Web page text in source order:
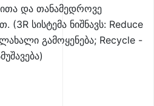
და თანამედროვე
(3R სისტემა ნიშნავს: Reduce
გამოყენება; Recycle -